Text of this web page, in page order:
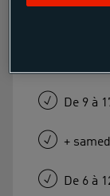
5, 5
De 9 à
+
De 6 à